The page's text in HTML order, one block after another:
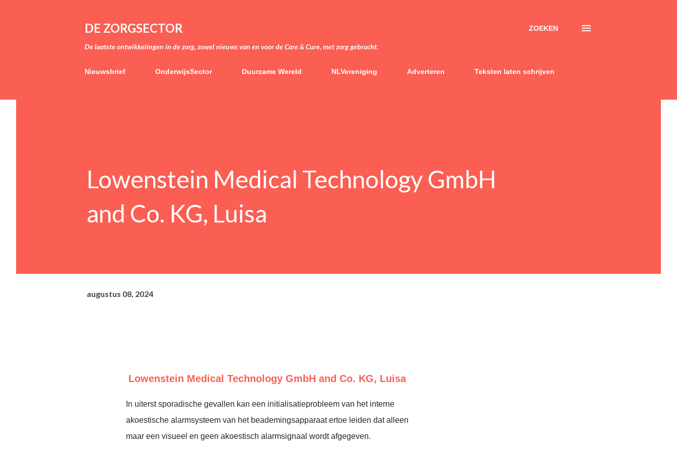
DE ZORGSECTOR
De laatste ontwikkelingen in de zorg, zowel nieuws van en voor de Care & Cure, met zorg gebracht.
ZOEKEN
Nieuwsbrief OnderwijsSector Duurzame Wereld NLVereniging Adverteren Teksten laten schrijven
Lowenstein Medical Technology GmbH
and Co. KG, Luisa
augustus 08, 2024
Lowenstein Medical Technology GmbH and Co. KG, Luisa
In uiterst sporadische gevallen kan een initialisatieprobleem van het interne
akoestische alarmsysteem van het beademingsapparaat ertoe leiden dat alleen
maar een visueel en geen akoestisch alarmsignaal wordt afgegeven.